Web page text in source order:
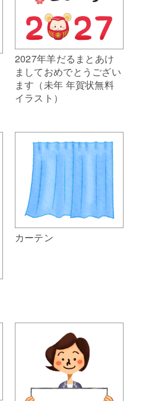
2027年羊だるまとあけ
ましておめでとうござい
ます（未年 年賀状無料
イラスト）
カーテン